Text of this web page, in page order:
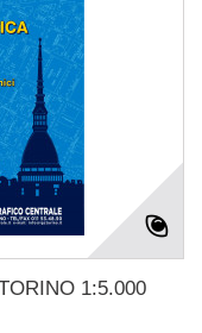
1:5.000